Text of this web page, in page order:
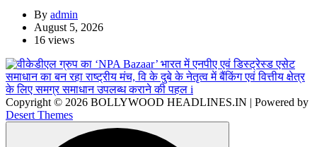
By admin
August 5, 2026
16 views
Copyright © 2026 BOLLYWOOD HEADLINES.IN | Powered by
Desert Themes